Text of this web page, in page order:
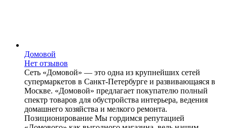
Домовой
Нет отзывов
Сеть «Домовой» — это одна из крупнейших сетей
супермаркетов в Санкт-Петербурге и развивающаяся в
Москве. «Домовой» предлагает покупателю полный
спектр товаров для обустройства интерьера, ведения
домашнего хозяйства и мелкого ремонта.
Позиционирование Мы гордимся репутацией